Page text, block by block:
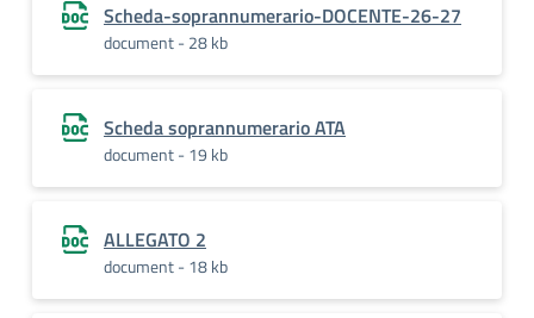
Scheda-soprannumerario-DOCENTE-26-27
document - 28 kb
Scheda soprannumerario ATA
document - 19 kb
ALLEGATO 2
document - 18 kb